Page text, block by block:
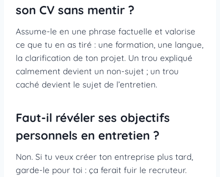
son CV sans mentir ?
Assume-le en une phrase factuelle et valorise
ce que tu en as tiré : une formation, une langue,
la clarification de ton projet. Un trou expliqué
calmement devient un non-sujet ; un trou
caché devient le sujet de l’entretien.
Faut-il révéler ses objectifs
personnels en entretien ?
Non. Si tu veux créer ton entreprise plus tard,
garde-le pour toi : ça ferait fuir le recruteur.